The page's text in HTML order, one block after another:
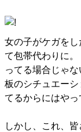
女の子がケガを
て包帯代わりに
ってる場合じゃ
板のシチュエー
てるからにはやっ
しかし、これ、